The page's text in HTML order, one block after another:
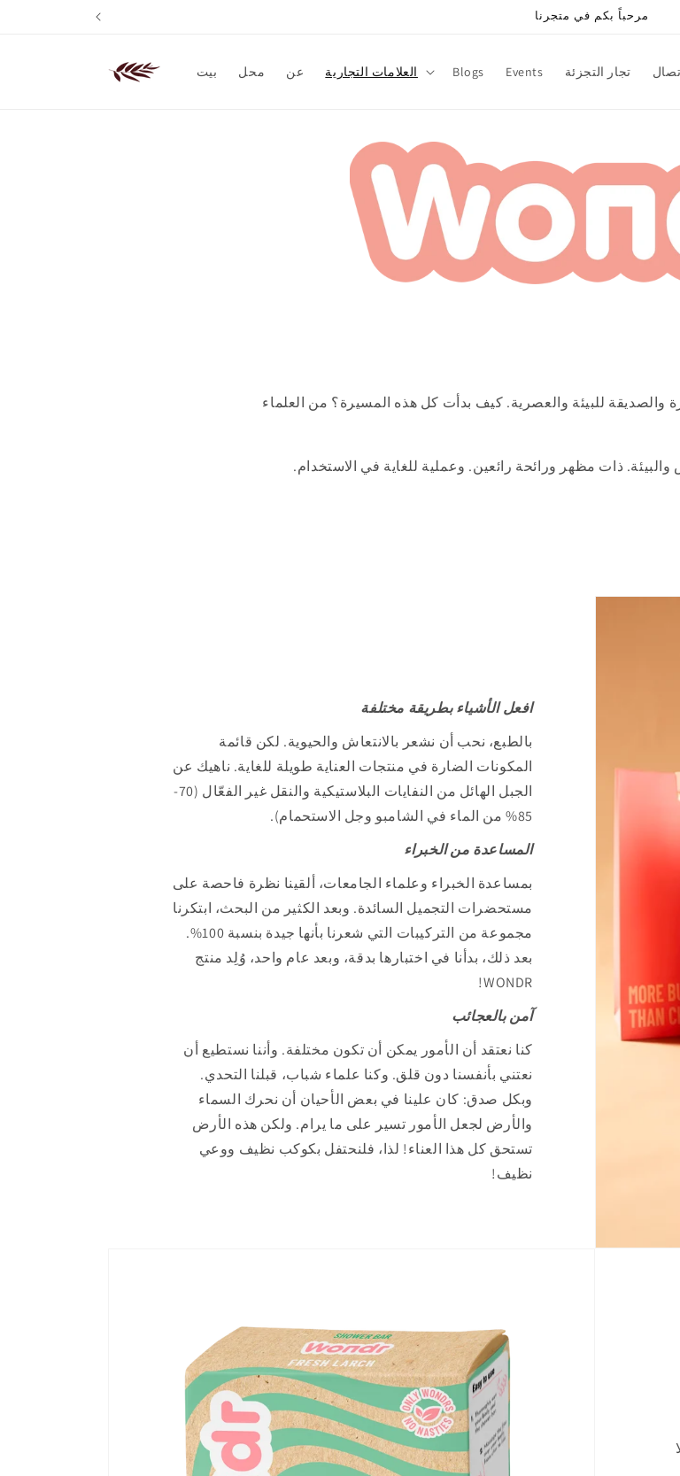
مرحباً بكم في متجرنا
بيت محل عن العلامات التجارية Blogs Events تجار التجزئة
والصديقة للبيئة والعصرية. كيف بدأت كل هذه المسيرة؟ من العلماء
ذات مظهر ورائحة رائعين. وعملية للغاية في الاستخدام.
افعل الأشياء بطريقة مختلفة
بالطبع، نحب أن نشعر بالانتعاش والحيوية. لكن قائمة
المكونات الضارة في منتجات العناية طويلة للغاية. ناهيك عن
الجبل الهائل من النفايات البلاستيكية والنقل غير الفعّال (70-
85% من الماء في الشامبو وجل الاستحمام).
المساعدة من الخبراء
بمساعدة الخبراء وعلماء الجامعات، ألقينا نظرة فاحصة على
مستحضرات التجميل السائدة. وبعد الكثير من البحث، ابتكرنا
مجموعة من التركيبات التي شعرنا بأنها جيدة بنسبة 100%.
بعد ذلك، بدأنا في اختبارها بدقة، وبعد عام واحد، وُلِد منتج
WONDR!
آمن بالعجائب
كنا نعتقد أن الأمور يمكن أن تكون مختلفة. وأننا نستطيع أن
نعتني بأنفسنا دون قلق. وكنا علماء شباب، قبلنا التحدي.
وبكل صدق: كان علينا في بعض الأحيان أن نحرك السماء
والأرض لجعل الأمور تسير على ما يرام. ولكن هذه الأرض
تستحق كل هذا العناء! لذا، فلنحتفل بكوكب نظيف ووعي
نظيف!